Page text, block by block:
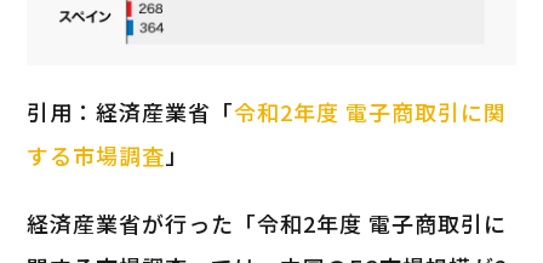
引用：経済産業省「令和2年度 電子商取引に関
する市場調査」
経済産業省が行った「令和2年度 電子商取引に